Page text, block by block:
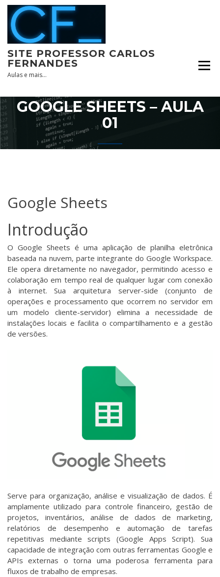
Skip
content
SITE PROFESSOR CARLOS
FERNANDES
Aulas e mais…
GOOGLE SHEETS – AULA
01
Google Sheets
Introdução
O Google Sheets é uma aplicação de planilha eletrônica
baseada na nuvem, parte integrante do Google Workspace.
Ele opera diretamente no navegador, permitindo acesso e
colaboração em tempo real de qualquer lugar com conexão
à internet. Sua arquitetura server-side (conjunto de
operações e processamento que ocorrem no servidor em
um modelo cliente-servidor) elimina a necessidade de
instalações locais e facilita o compartilhamento e a gestão
de versões.
Serve para organização, análise e visualização de dados. É
amplamente utilizado para controle financeiro, gestão de
projetos, inventários, análise de dados de marketing,
relatórios de desempenho e automação de tarefas
repetitivas mediante scripts (Google Apps Script). Sua
capacidade de integração com outras ferramentas Google e
APIs externas o torna uma poderosa ferramenta para
fluxos de trabalho de empresas.